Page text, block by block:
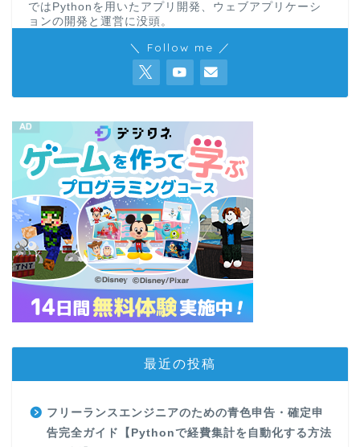
ではPythonを用いたアプリ開発、ウェブアプリケーシ
ョンの開発と運営に没頭。
＼ Follow me ／
最近の投稿
フリーランスエンジニアのための青色申告・確定申
告完全ガイド【Pythonで経費集計を自動化する方法